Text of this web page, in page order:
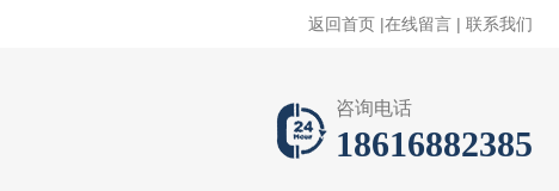
返回首页 |在线留言 | 联系我们
咨询电话
18616882385